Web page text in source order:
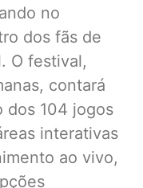
no
dos fãs de
O festival,
contará
dos 104 jogos
interativas
ao vivo,